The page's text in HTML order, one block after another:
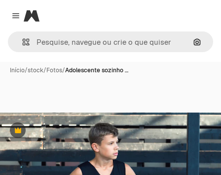
Close menu
Magnific
Início/stock/Fotos/Adolescente sozinho …
Premium